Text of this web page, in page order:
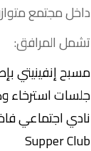
داخل مجتمع
تشمل المرافق:
مسبح إنفينيتي
جلسات استرخاء
نادي اجتماعي
Supper Club